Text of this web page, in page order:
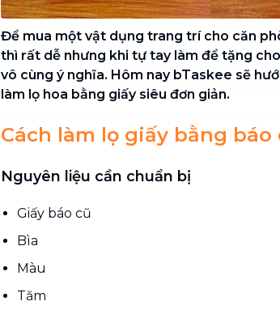
Để mua một vật dụng trang trí cho căn
thì rất dễ nhưng khi tự tay làm để tặng
vô cùng ý nghĩa. Hôm nay bTaskee sẽ
làm lọ hoa bằng giấy siêu đơn giản.
Cách làm lọ giấy bằng báo
Nguyên liệu cần chuẩn bị
Giấy báo cũ
Bìa
Màu
Tăm